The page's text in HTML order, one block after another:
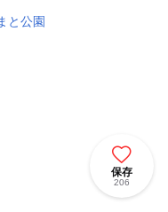
保存
206